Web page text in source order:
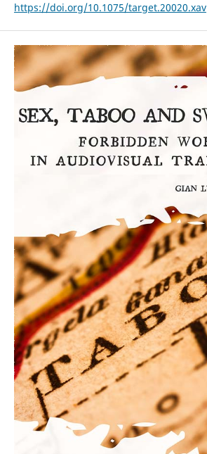
https://doi.org/10.1075/target.20020.xav